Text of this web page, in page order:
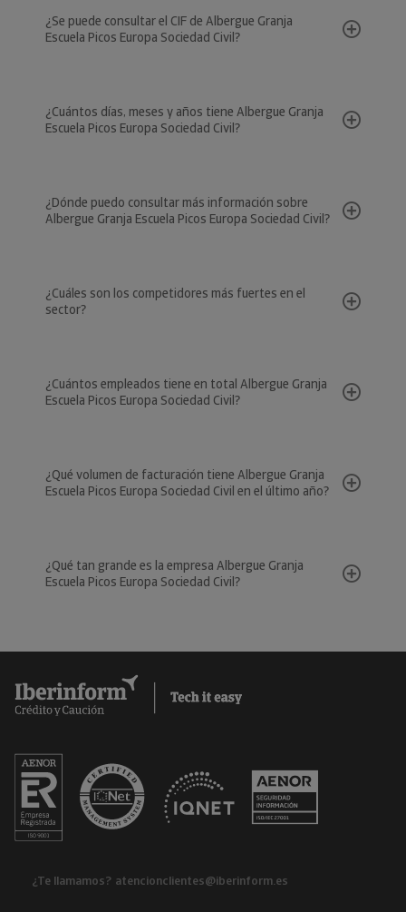
¿Se puede consultar el CIF de Albergue Granja
Escuela Picos Europa Sociedad Civil?
¿Cuántos días, meses y años tiene Albergue Granja
Escuela Picos Europa Sociedad Civil?
¿Dónde puedo consultar más información sobre
Albergue Granja Escuela Picos Europa Sociedad Civil?
¿Cuáles son los competidores más fuertes en el
sector?
¿Cuántos empleados tiene en total Albergue Granja
Escuela Picos Europa Sociedad Civil?
¿Qué volumen de facturación tiene Albergue Granja
Escuela Picos Europa Sociedad Civil en el último año?
¿Qué tan grande es la empresa Albergue Granja
Escuela Picos Europa Sociedad Civil?
¿Te llamamos? atencionclientes@iberinform.es